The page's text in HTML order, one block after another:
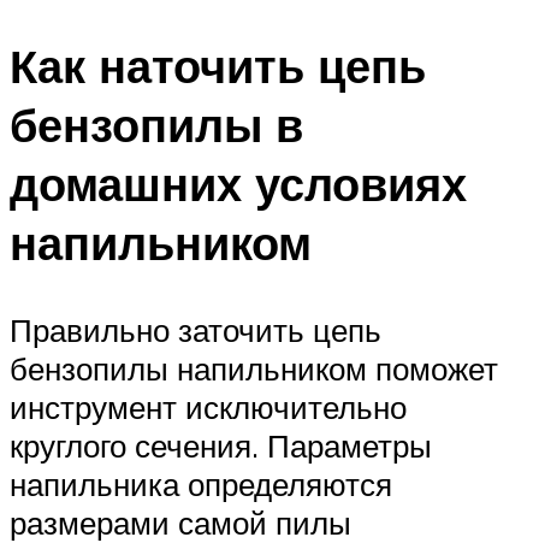
Как наточить цепь
бензопилы в
домашних условиях
напильником
Правильно заточить цепь
бензопилы напильником поможет
инструмент исключительно
круглого сечения. Параметры
напильника определяются
размерами самой пилы